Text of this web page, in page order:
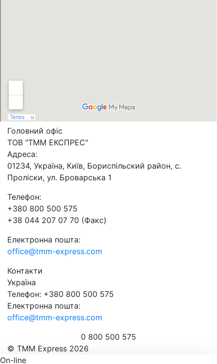
Головний офіс
ТОВ "ТММ ЕКСПРЕС"
Адреса:
01234, Україна, Київ, Бориспільский район, с.
Проліски, ул. Броварська 1
Телефон:
+380 800 500 575
+38 044 207 07 70 (Факс)
Електронна пошта:
office@tmm-express.com
Контакти
Україна
Телефон: +380 800 500 575
Електронна пошта:
office@tmm-express.com
0 800 500 575
© ТММ Express 2026
On-line